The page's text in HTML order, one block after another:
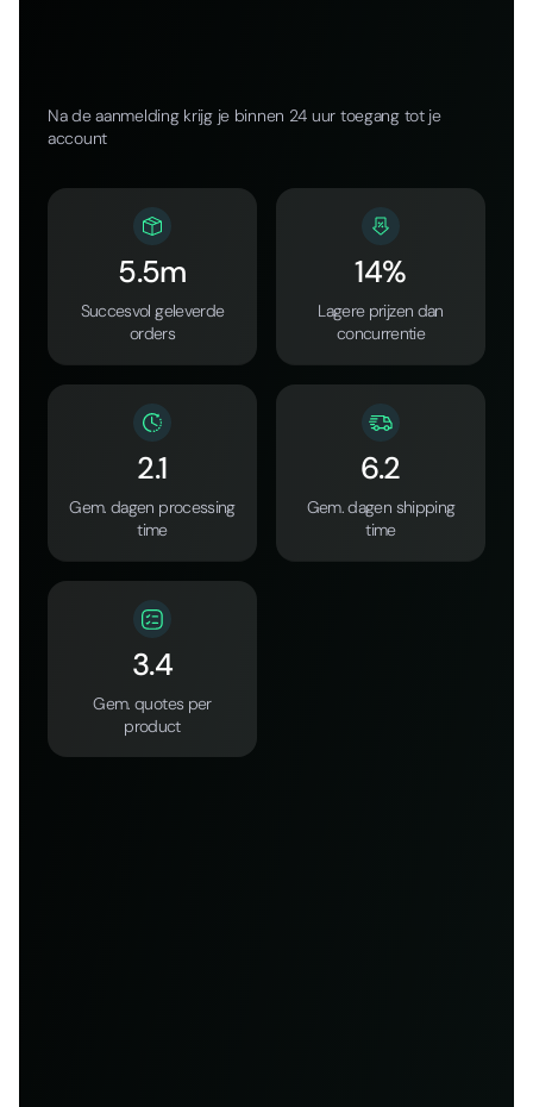
Na de aanmelding krijg je binnen 24 uur toegang tot je
account
5.5m
Succesvol geleverde
orders
14%
Lagere prijzen dan
concurrentie
2.1
Gem. dagen processing
time
6.2
Gem. dagen shipping
time
3.4
Gem. quotes per
product